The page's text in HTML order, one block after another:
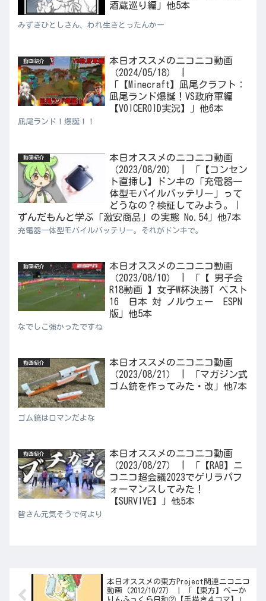
酒蔵巡り編」他5本
みずきひとしさん、われ生きとったんかー
動画紹介
本日オススメのニコニコ動画
（2024/05/18） |
「【Minecraft】凪尾クラフト：
凪尾ランド爆誕！VS政府軍編
【VOICEROID実況】」他6本
凪尾ランド！爆誕！！
動画紹介
本日オススメのニコニコ動画
（2023/08/20） | 「【コンセン
ト直挿し】ドンキの「充電器一
体型モバイルバッテリー」って
どうなの？検証してみよう。｜
ずんだもんと学ぶ「激安商品」の実態 No.54」他7本
充電器一体型モバイルバッテリー。それがドンキで。
動画紹介
本日オススメのニコニコ動画
（2023/08/10） | 「【 男子会
R18動画 】女子W杯決勝T ベスト
16 日本 対 ノルウェー ESPN
版」他5本
なでしこ強かったですね
動画紹介
本日オススメのニコニコ動画
（2023/08/21） | 「マガジン式
ゴム銃を作ってみた・改」他7本
ゴム銃はロマンだよな
動画紹介
本日オススメのニコニコ動画
（2023/08/27） | 「【RAB】ニ
コニコ超会議2023でゲリラパフ
ォーマンスしてみた！
【SURVIVE】」他5本
皆さん元気そうで何より
本日オススメの東方Project関連ニコニコ
動画（2012/10/27） | 「【東方】べーか